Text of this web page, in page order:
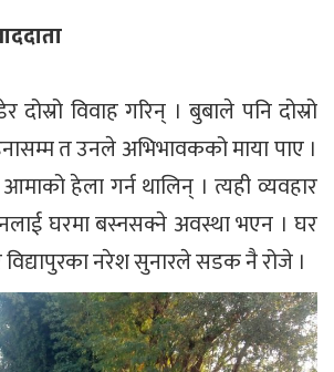
विवाह गरिन् । बुबाले पनि दोस्रो
त उनले अभिभावकको माया पाए ।
हेला गर्न थालिन् । त्यही व्यवहार
घरमा बस्नसक्ने अवस्था भएन । घर
विद्यापुरका नरेश सुनारले सडक नै रोजे ।